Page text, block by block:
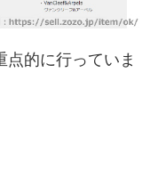
点的に行っていま